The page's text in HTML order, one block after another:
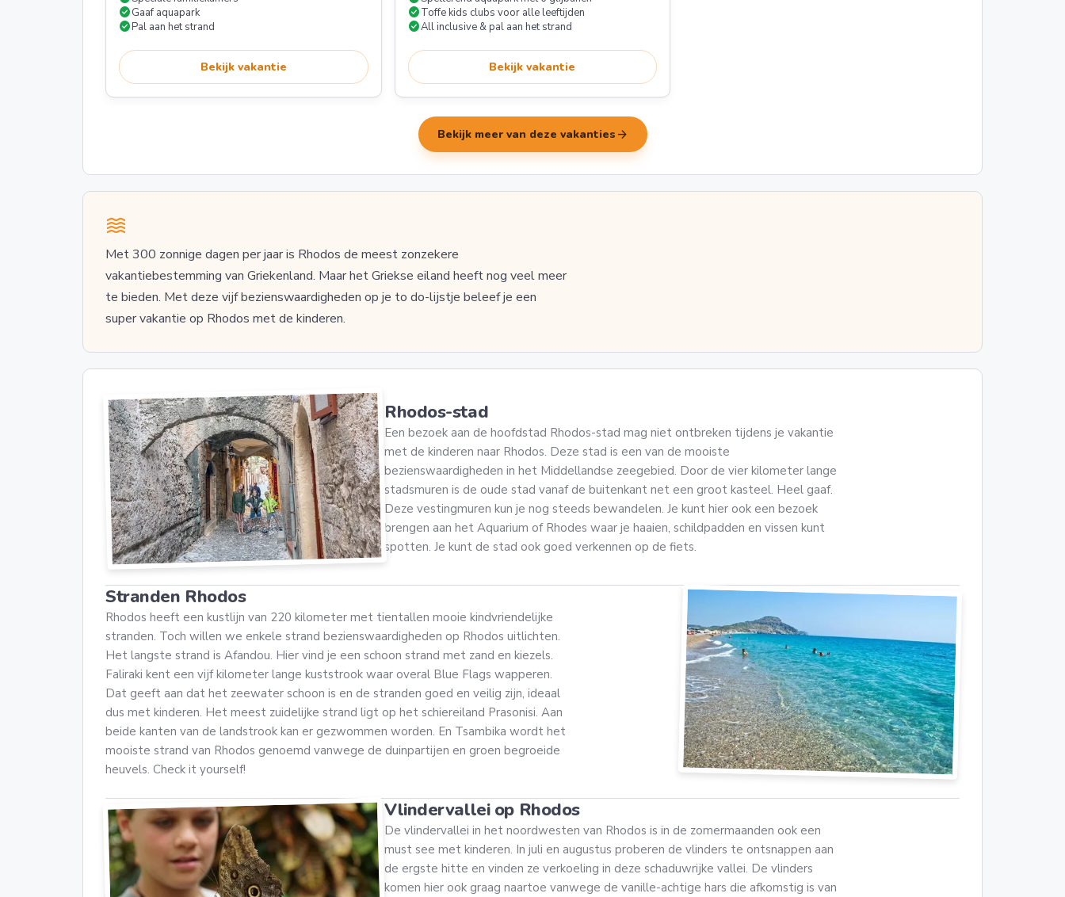
check_circleGaaf aquapark
check_circlePal aan het strand
Bekijk vakantie
check_circleToffe kids clubs voor alle leeftijden
check_circleAll inclusive & pal aan het strand
Bekijk vakantie
Bekijk meer van deze vakanties arrow_forward
Met 300 zonnige dagen per jaar is Rhodos de meest zonzekere
vakantiebestemming van Griekenland. Maar het Griekse eiland heeft nog veel meer
te bieden. Met deze vijf bezienswaardigheden op je to do-lijstje beleef je een
super vakantie op Rhodos met de kinderen.
Rhodos-stad
Een bezoek aan de hoofdstad Rhodos-stad mag niet ontbreken tijdens je vakantie
met de kinderen naar Rhodos. Deze stad is een van de mooiste
bezienswaardigheden in het Middellandse zeegebied. Door de vier kilometer lange
stadsmuren is de oude stad vanaf de buitenkant net een groot kasteel. Heel gaaf.
Deze vestingmuren kun je nog steeds bewandelen. Je kunt hier ook een bezoek
brengen aan het Aquarium of Rhodes waar je haaien, schildpadden en vissen kunt
spotten. Je kunt de stad ook goed verkennen op de fiets.
Stranden Rhodos
Rhodos heeft een kustlijn van 220 kilometer met tientallen mooie kindvriendelijke
stranden. Toch willen we enkele strand bezienswaardigheden op Rhodos uitlichten.
Het langste strand is Afandou. Hier vind je een schoon strand met zand en kiezels.
Faliraki kent een vijf kilometer lange kuststrook waar overal Blue Flags wapperen.
Dat geeft aan dat het zeewater schoon is en de stranden goed en veilig zijn, ideaal
dus met kinderen. Het meest zuidelijke strand ligt op het schiereiland Prasonisi. Aan
beide kanten van de landstrook kan er gezwommen worden. En Tsambika wordt het
mooiste strand van Rhodos genoemd vanwege de duinpartijen en groen begroeide
heuvels. Check it yourself!
Vlindervallei op Rhodos
De vlindervallei in het noordwesten van Rhodos is in de zomermaanden ook een
must see met kinderen. In juli en augustus proberen de vlinders te ontsnappen aan
de ergste hitte en vinden ze verkoeling in deze schaduwrijke vallei. De vlinders
komen hier ook graag naartoe vanwege de vanille-achtige hars die afkomstig is van